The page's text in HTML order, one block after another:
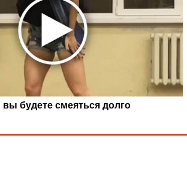
вы будете смеяться долго